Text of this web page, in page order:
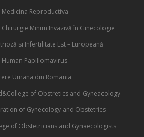
Reproductiva
Minim Invazivă în Ginecologie
si Infertilitate Est – Europeană
Papillomavirus
Umana din Romania
of Obstretics and Gyneacology
of Gynecology and Obstetrics
of Obstetricians and Gynaecologists